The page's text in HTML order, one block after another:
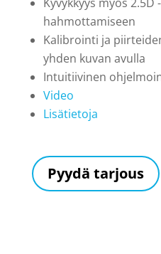
hahmottamiseen
Kalibrointi ja
yhden kuvan avulla
Intuitiivinen
Video
Lisätietoja
Pyydä tarjous